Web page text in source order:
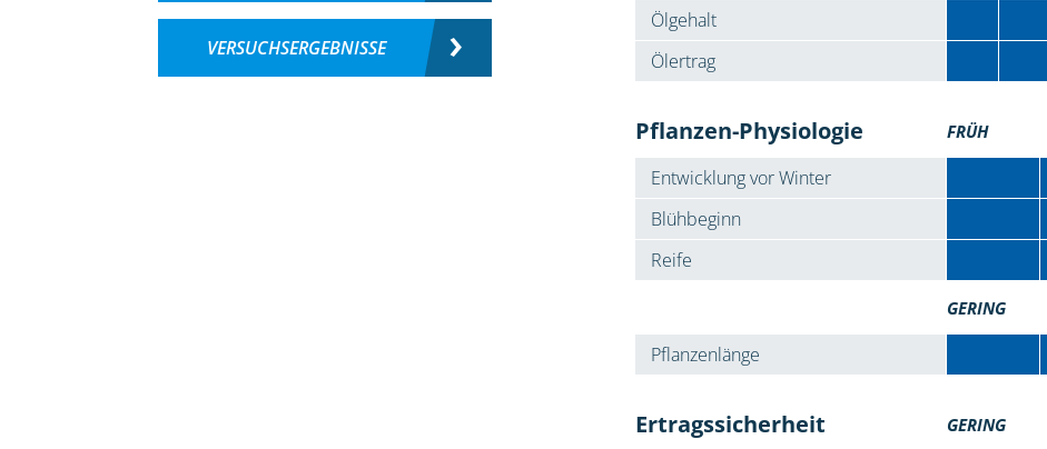
VERSUCHSERGEBNISSE
Ölgehalt
Ölertrag
Pflanzen-Physiologie FRÜH
Entwicklung vor Winter
Blühbeginn
Reife
GERING
Pflanzenlänge
Ertragssicherheit GERING